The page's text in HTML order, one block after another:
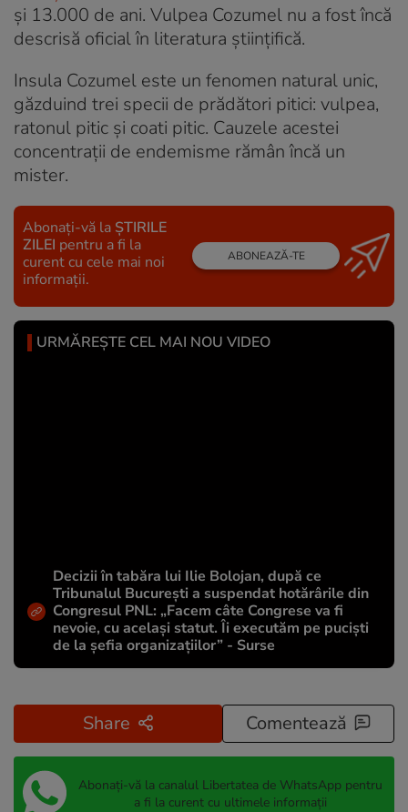
și 13.000 de ani. Vulpea Cozumel nu a fost încă
descrisă oficial în literatura științifică.
Insula Cozumel este un fenomen natural unic,
găzduind trei specii de prădători pitici: vulpea,
ratonul pitic și coati pitic. Cauzele acestei
concentrații de endemisme rămân încă un
mister.
Abonați-vă la ȘTIRILE
ZILEI pentru a fi la
curent cu cele mai noi
informații.
ABONEAZĂ-TE
URMĂREȘTE CEL MAI NOU VIDEO
Decizii în tabăra lui Ilie Bolojan, după ce
Tribunalul București a suspendat hotărârile din
Congresul PNL: „Facem câte Congrese va fi
nevoie, cu același statut. Îi executăm pe puciști
de la șefia organizațiilor” - Surse
Share Comentează
Abonați-vă la canalul Libertatea de WhatsApp pentru
a fi la curent cu ultimele informații